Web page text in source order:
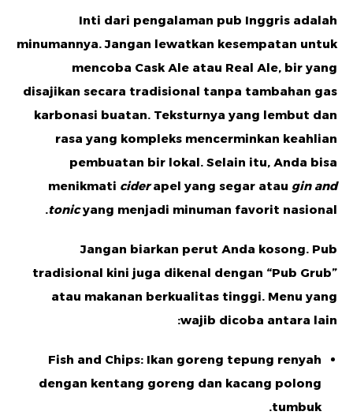
Inti dari pengalaman pub Inggris adalah
minumannya. Jangan lewatkan kesempatan untuk
mencoba Cask Ale atau Real Ale, bir yang
disajikan secara tradisional tanpa tambahan gas
karbonasi buatan. Teksturnya yang lembut dan
rasa yang kompleks mencerminkan keahlian
pembuatan bir lokal. Selain itu, Anda bisa
menikmati ciderapel yang segar atau gin and
tonicyang menjadi minuman favorit nasional.
Jangan biarkan perut Anda kosong. Pub
tradisional kini juga dikenal dengan “Pub Grub”
atau makanan berkualitas tinggi. Menu yang
wajib dicoba antara lain:
Fish and Chips: Ikan goreng tepung renyah
dengan kentang goreng dan kacang polong
tumbuk.